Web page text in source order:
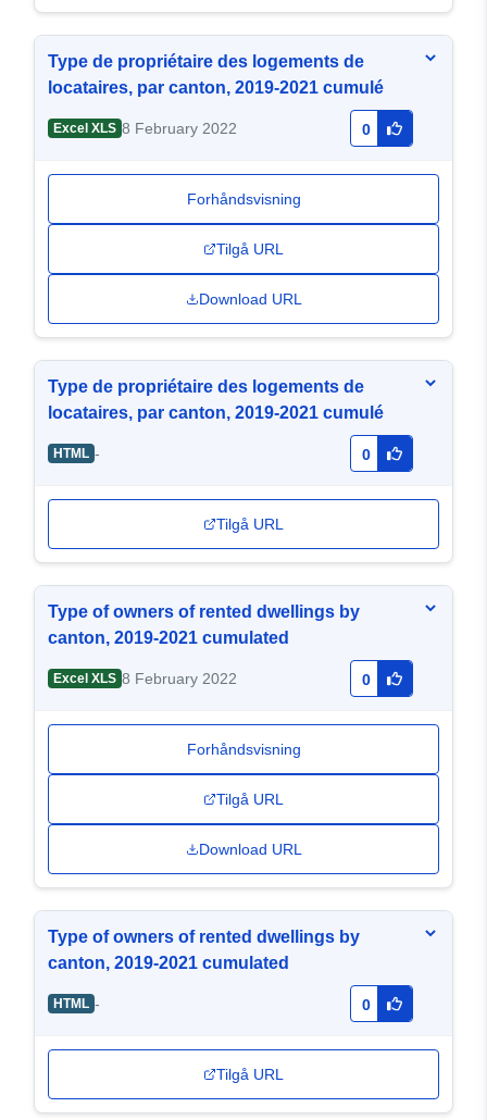
Type de propriétaire des logements de
locataires, par canton, 2019-2021 cumulé
Excel XLS 8 February 2022 0
Forhåndsvisning
Tilgå URL
Download URL
Type de propriétaire des logements de
locataires, par canton, 2019-2021 cumulé
HTML - 0
Tilgå URL
Type of owners of rented dwellings by
canton, 2019-2021 cumulated
Excel XLS 8 February 2022 0
Forhåndsvisning
Tilgå URL
Download URL
Type of owners of rented dwellings by
canton, 2019-2021 cumulated
HTML - 0
Tilgå URL